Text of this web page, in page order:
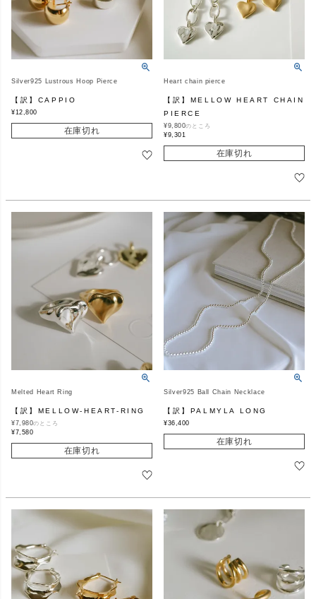
Silver925 Lustrous Hoop Pierce
【訳】CAPPIO
¥12,800
在庫切れ
Heart chain pierce
【訳】MELLOW HEART CHAIN
PIERCE
¥9,800のところ
¥9,301
在庫切れ
Melted Heart Ring
【訳】MELLOW-HEART-RING
¥7,980のところ
¥7,580
在庫切れ
Silver925 Ball Chain Necklace
【訳】PALMYLA LONG
¥36,400
在庫切れ